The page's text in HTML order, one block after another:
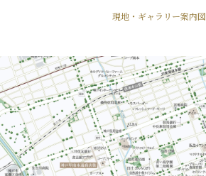
現地・ギャラリー案内図